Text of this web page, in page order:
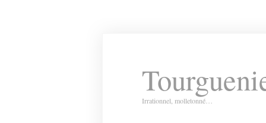
Irrationnel, molletonné…